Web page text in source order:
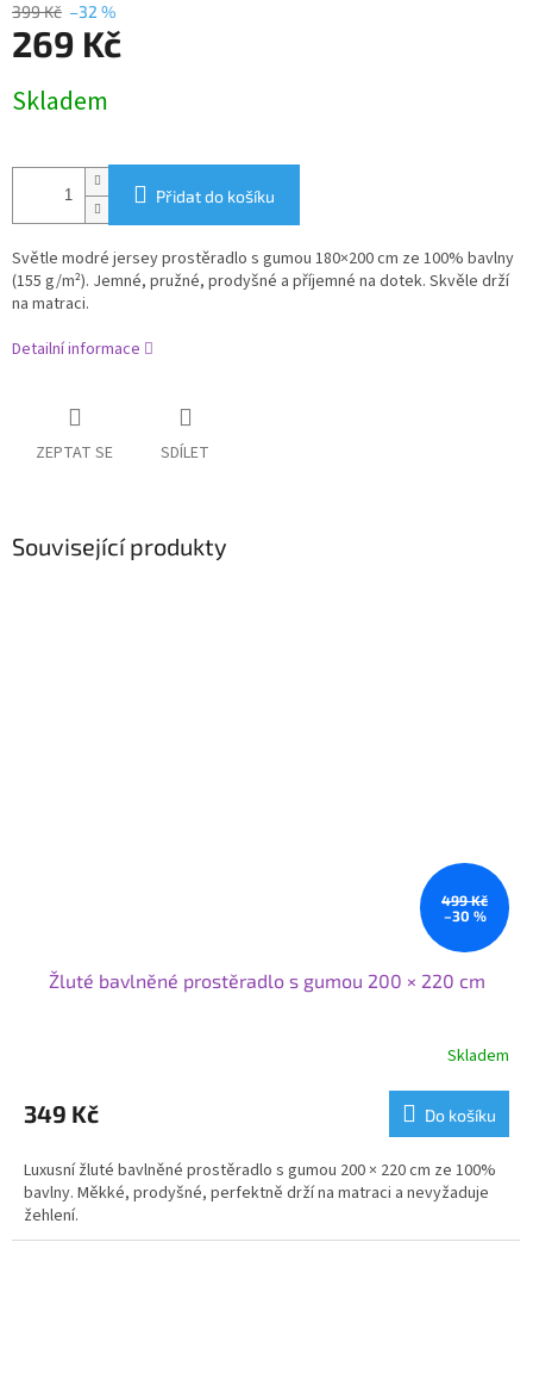
399 Kč –32 %
269 Kč
cena:
Skladem
Přidat do košíku
Světle modré jersey prostěradlo s gumou 180×200 cm ze 100% bavlny
(155 g/m²). Jemné, pružné, prodyšné a příjemné na dotek. Skvěle drží
na matraci.
Detailní informace
ZEPTAT SE SDÍLET
Související produkty
499 Kč
–30 %
Žluté bavlněné prostěradlo s gumou 200 × 220 cm
Skladem
349 Kč Do košíku
Luxusní žluté bavlněné prostěradlo s gumou 200 × 220 cm ze 100%
bavlny. Měkké, prodyšné, perfektně drží na matraci a nevyžaduje
žehlení.